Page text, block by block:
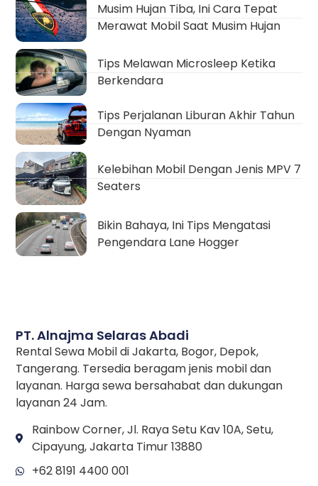
PT. Alnajma Selaras Abadi
Rental Sewa Mobil di Jakarta, Bogor, Depok,
Tangerang. Tersedia beragam jenis mobil dan
layanan. Harga sewa bersahabat dan dukungan
layanan 24 Jam.
Rainbow Corner, Jl. Raya Setu Kav 10A, Setu,
Cipayung, Jakarta Timur 13880
+62 8191 4400 001
Musim Hujan Tiba, Ini Cara Tepat
Merawat Mobil Saat Musim Hujan
Tips Melawan Microsleep Ketika
Berkendara
Tips Perjalanan Liburan Akhir Tahun
Dengan Nyaman
Kelebihan Mobil Dengan Jenis MPV 7
Seaters
Bikin Bahaya, Ini Tips Mengatasi
Pengendara Lane Hogger